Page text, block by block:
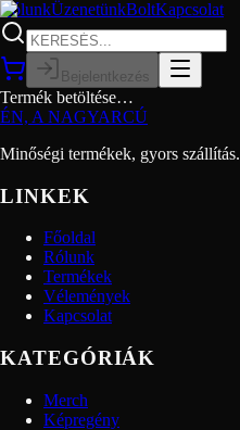
RólunkÜzenetünkBoltKapcsolat
Bejelentkezés
Termék betöltése…
ÉN, A NAGYARCÚ
Minőségi termékek, gyors szállítás.
LINKEK
Főoldal
Rólunk
Termékek
Vélemények
Kapcsolat
KATEGÓRIÁK
Merch
Képregény